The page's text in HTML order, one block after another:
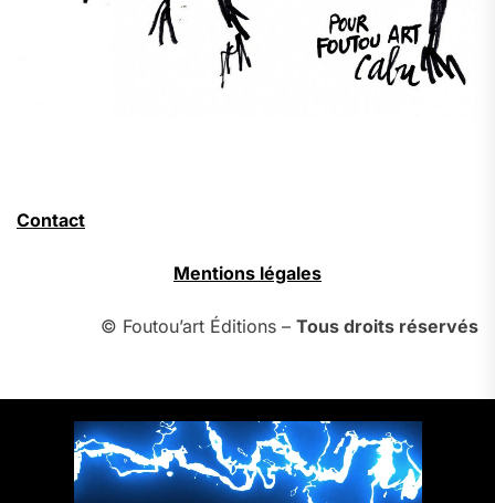
Contact
Mentions légales
© Foutou’art Éditions – Tous droits réservés